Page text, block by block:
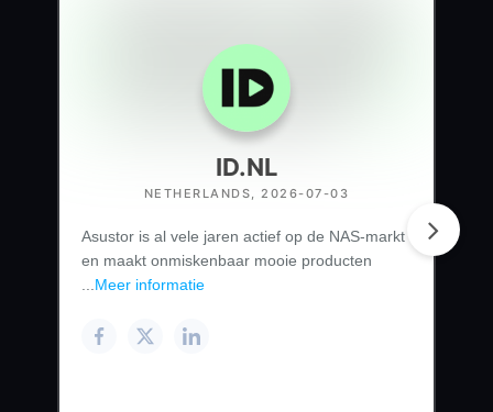
ID.NL
NETHERLANDS, 2026-07-03
Asustor is al vele jaren actief op de NAS-markt
en maakt onmiskenbaar mooie producten
Meer informatie